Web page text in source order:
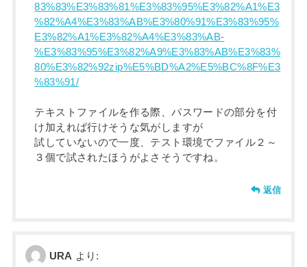
83%83%E3%83%81%E3%83%95%E3%82%A1%E3
%82%A4%E3%83%AB%E3%80%91%E3%83%95%
E3%82%A1%E3%82%A4%E3%83%AB-
%E3%83%95%E3%82%A9%E3%83%AB%E3%83%
80%E3%82%92zip%E5%BD%A2%E5%BC%8F%E3
%83%91/
テキストファイルを作る際、パスワードの部分を付
け加えれば行けそうな気がしますが
試していないので一度、テスト環境でファイル２～
３個で試されたほうがよさそうですね。
返信
URA より: